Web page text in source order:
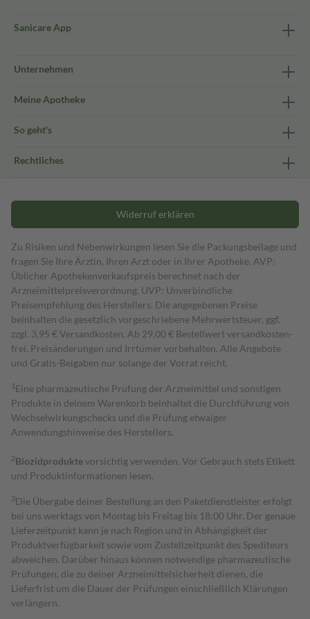
Sanicare App
Unternehmen
Meine Apotheke
So geht's
Rechtliches
Widerruf erklären
Zu Risiken und Nebenwirkungen lesen Sie die Packungsbeilage und
fragen Sie Ihre Ärztin, Ihren Arzt oder in Ihrer Apotheke. AVP:
Üblicher Apothekenverkaufspreis berechnet nach der
Arzneimittelpreisverordnung. UVP: Unverbindliche
Preisempfehlung des Herstellers. Die angegebenen Preise
beinhalten die gesetzlich vorgeschriebene Mehrwertsteuer, ggf.
zzgl. 3,95 € Versandkosten. Ab 29,00 € Bestell­wert versand­kosten­
frei. Preisänderungen und Irrtümer vorbehalten. Alle Angebote
und Gratis-Beigaben nur solange der Vorrat reicht.
1 Eine pharmazeutische Prüfung der Arzneimittel und sonstigen
Produkte in deinem Warenkorb beinhaltet die Durchführung von
Wechselwirkungschecks und die Prüfung etwaiger
Anwendungshinweise des Herstellers.
2Biozidproduktevorsichtig verwenden. Vor Gebrauch stets Etikett
und Produktinformationen lesen.
3Die Übergabe deiner Bestellung an den Paketdienstleister erfolgt
bei uns werktags von Montag bis Freitag bis 18:00 Uhr. Der genaue
Lieferzeitpunkt kann je nach Region und in Abhängigkeit der
Produktverfügbarkeit sowie vom Zustellzeitpunkt des Spediteurs
abweichen. Darüber hinaus können notwendige pharmazeutische
Prüfungen, die zu deiner Arzneimittelsicherheit dienen, die
Lieferfrist um die Dauer der Prüfungen einschließlich Klärungen
verlängern.